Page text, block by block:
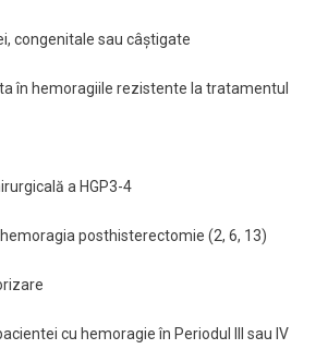
sau câştigate
rezistente la tratamentul
a HGP3-4
posthisterectomie (2, 6, 13)
cu hemoragie în Periodul III sau IV